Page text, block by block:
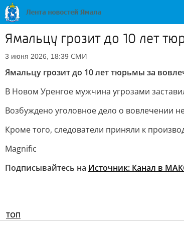
Ямальцу грозит до 10 лет
3 июня 2026, 18:39 СМИ
Ямальцу грозит до 10 лет тюрьмы за
В Новом Уренгое мужчина угрозами
Возбуждено уголовное дело о вовлечении
Кроме того, следователи приняли к
Мagnific
Подписывайтесь на Источник: Канал в
ТОП